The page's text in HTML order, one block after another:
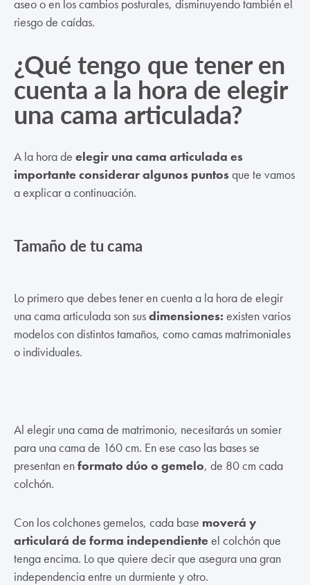
aseo o en los cambios posturales, disminuyendo también el
riesgo de caídas.
¿Qué tengo que tener en
cuenta a la hora de elegir
una cama articulada?
A la hora de elegir una cama articulada es
importante considerar algunos puntosque te vamos
a explicar a continuación.
Tamaño de tu cama
Lo primero que debes tener en cuenta a la hora de elegir
una cama articulada son susdimensiones: existen varios
modelos con distintos tamaños, como camas matrimoniales
o individuales.
Al elegir una cama de matrimonio, necesitarás un somier
para una cama de 160 cm. En ese caso las bases se
presentan enformato dúo o gemelo, de 80 cm cada
colchón.
Con los colchones gemelos, cada base moverá y
articulará de forma independienteel colchón que
tenga encima. Lo que quiere decir que asegura una gran
independencia entre un durmiente y otro.